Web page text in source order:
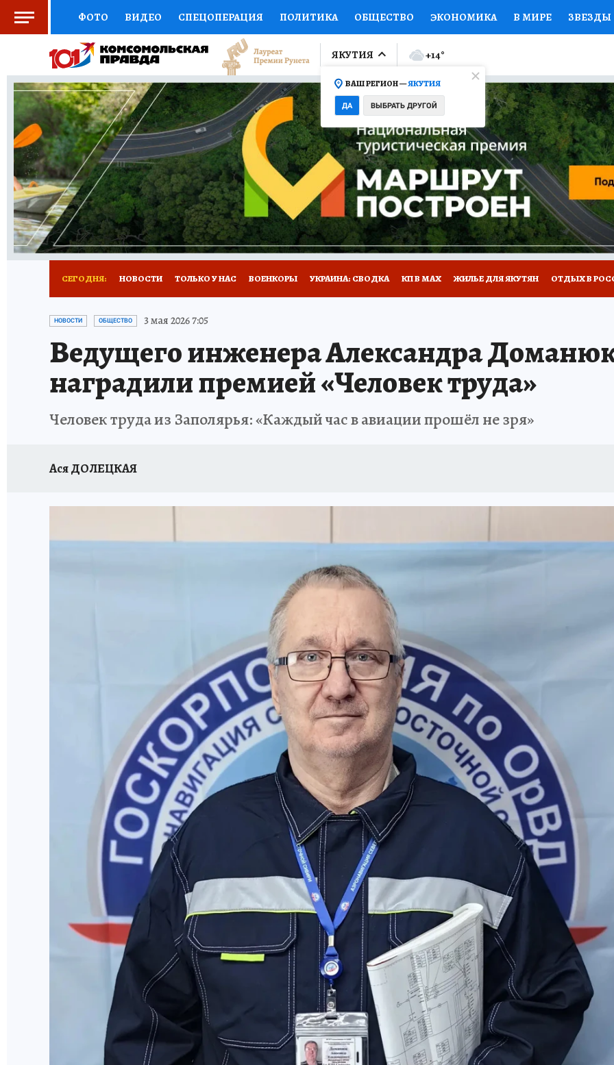
ФОТО ВИДЕО СПЕЦОПЕРАЦИЯ ПОЛИТИКА ОБЩЕСТВО ЭКОНОМИКА В МИРЕ ЗВЕЗДЫ
СОЦПОДДЕРЖКА НАУКА СПОРТ КОЛУМНИСТЫ ПРОИСШЕСТВИЯ
ВЫБОР ЭКСПЕРТОВ ДОКТОР ФИНАНСЫ ОТКРЫВАЕМ МИР Я ЗНАЮ СЕМЬЯ ЖЕНСКИЕ
КНИЖНАЯ ПОЛКА ПРОГНОЗЫ НА СПОРТ ПРОМОКОДЫ СЕРИАЛЫ СПЕЦПРОЕКТЫ
ПРЕСС-ЦЕНТР НЕДВИЖИМОСТЬ ТЕЛЕВИЗОР КОЛЛЕКЦИИ КОНКУРСЫ РАБОТА У НАС
РАДИО КП РЕКЛАМА ТЕСТЫ НОВОЕ НА САЙТЕ
ЯКУТИЯ
ВАШ РЕГИОН —ЯКУТИЯ
ДА ВЫБРАТЬ ДРУГОЙ
+14°
СЕГОДНЯ: НОВОСТИ ТОЛЬКО У НАС ВОЕНКОРЫ УКРАИНА: СВОДКА КП В МАХ ЖИЛЬЕ ДЛЯ ЯКУТЯН ОТДЫХ В
ЗАПОВЕДНАЯ РОССИЯ
НОВОСТИ ОБЩЕСТВО 3 мая 2026 7:05
Ведущего инженера Александра
наградили премией «Человек труда»
Человек труда из Заполярья: «Каждый час в авиации прошёл не зря»
Ася ДОЛЕЦКАЯ